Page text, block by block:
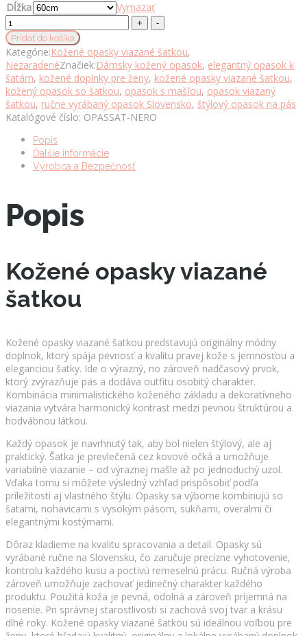
Dĺžka
Vymazať
Kožený
opasok
viazaný
šatkou
–
Čierny,
Výroba
na
Slovensku
množstvo
Pridať do košíka
Kategórie:Kožené opasky viazané šatkou,
NezaradenéZnačiek:Dámsky kožený opasok, elegantný opasok k
šatám, kožené doplnky pre ženy, kožené opasky viazané šatkou,
kožený opasok so šatkou, opasok s mašľou, opasok viazaný
šatkou, ručne vyrábaný opasok Slovensko, štýlový opasok na pás
Katalógové číslo: OPASSAT-NERO
Popis
Ďalšie informácie
Výrobca a Bezpečnosť
Popis
Kožené opasky viazané
šatkou
Kožené opasky viazané šatkou predstavujú originálny módny
doplnok, ktorý spája pevnosť a kvalitu pravej kože s jemnosťou a
eleganciou šatky. Ide o výrazný, no zároveň nadčasový prvok,
ktorý zvýrazňuje pás a dodáva outfitu osobitý charakter.
Kombinácia minimalistického koženého základu a dekoratívneho
viazania vytvára harmonický kontrast medzi pevnou štruktúrou a
hodvábnou látkou.
Každý opasok je navrhnutý tak, aby bol nielen štýlový, ale aj
praktický. Šatka je prevlečená cez kovové očká a umožňuje
variabilné viazanie – od výraznej mašle až po jednoduchý uzol.
Vďaka tomu si môžete výsledný vzhľad prispôsobiť podľa
príležitosti aj vlastného štýlu. Opasky sa výborne kombinujú so
šatami, nohavicami s vysokým pásom, sukňami, overalmi či
elegantnými kostýmami.
Dôraz kladieme na kvalitu spracovania a detail. Opasky sú
vyrábané ručne na Slovensku, čo zaručuje precízne vyhotovenie,
kontrolu každého kusu a poctivú remeselnú prácu. Ručná výroba
zároveň umožňuje zachovať jedinečný charakter každého
produktu. Použitá koža je pevná, odolná a zároveň príjemná na
nosenie. Pri správnej starostlivosti si zachová svoj tvar a krásu
dlhé roky. Kožené opasky viazané šatkou sú ideálnou voľbou pre